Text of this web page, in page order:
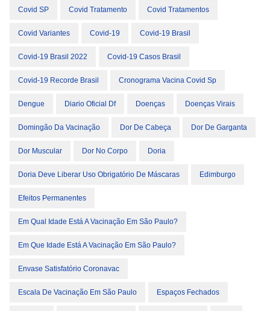
Covid SP Covid Tratamento Covid Tratamentos
Covid Variantes Covid-19 Covid-19 Brasil
Covid-19 Brasil 2022 Covid-19 Casos Brasil
Covid-19 Recorde Brasil Cronograma Vacina Covid Sp
Dengue Diario Oficial Df Doenças Doenças Virais
Domingão Da Vacinação Dor De Cabeça Dor De Garganta
Dor Muscular Dor No Corpo Doria
Doria Deve Liberar Uso Obrigatório De Máscaras Edimburgo
Efeitos Permanentes
Em Qual Idade Está A Vacinação Em São Paulo?
Em Que Idade Está A Vacinação Em São Paulo?
Envase Satisfatório Coronavac
Escala De Vacinação Em São Paulo Espaços Fechados